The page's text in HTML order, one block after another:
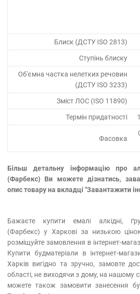
Блиск (ДСТУ ISO 2813)
Ступінь блиску
Об'ємна частка нелетких речовин
(ДСТУ ISO 3233)
Зміст ЛОС (ISO 11890)
Термін придатності
Фасовка
Більш детальну інформацію про
(Фарбекс) Ви можете дізнатись,
опис товару на вкладці "Завантажити
Бажаєте купити емалі алкідні,
(Фарбекс) у Харкові за низькою
розміщуйте замовлення в інтернет-
Купити будматеріали в інтернет-
Харків вигідно та зручно, замовте
області, не виходячи з дому, на нашому
можете також замовити занесення